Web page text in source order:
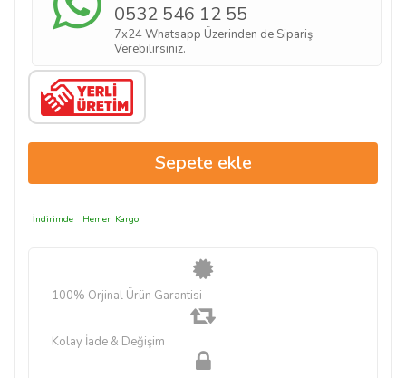
0532 546 12 55
7x24 Whatsapp Üzerinden de Sipariş
Verebilirsiniz.
İndirimde Hemen Kargo
100% Orjinal Ürün Garantisi
Kolay İade & Değişim